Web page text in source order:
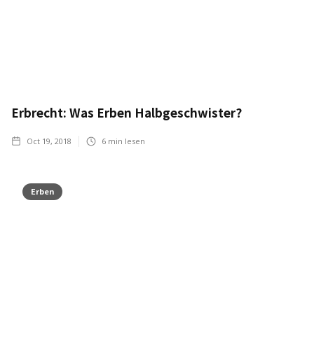
Erbrecht: Was Erben Halbgeschwister?
Oct 19, 2018 6 min lesen
Erben